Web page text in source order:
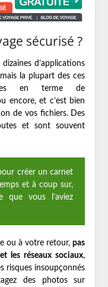
sécurisé ?
d’applications
la plupart des ces
en terme de
encore, et c’est bien
de vos fichiers. Des
et sont souvent
créer un carnet
et à coup sur,
que vous l’aviez
ou à votre retour,pas
les réseaux sociaux,
risques insoupçonnés
des photos sur